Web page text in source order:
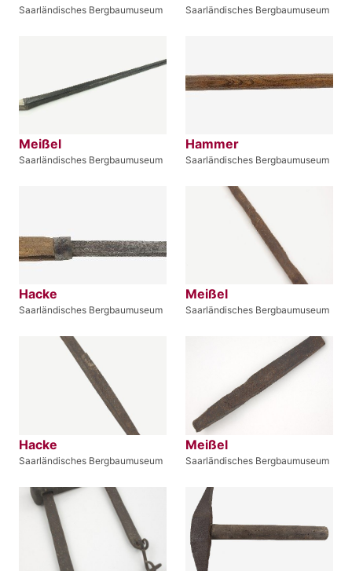
Saarländisches Bergbaumuseum Saarländisches Bergbaumuseum
Meißel
Saarländisches Bergbaumuseum
Hammer
Saarländisches Bergbaumuseum
Hacke
Saarländisches Bergbaumuseum
Meißel
Saarländisches Bergbaumuseum
Hacke
Saarländisches Bergbaumuseum
Meißel
Saarländisches Bergbaumuseum